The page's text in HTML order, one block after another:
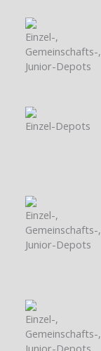
Einzel-,
Gemeinschafts-,
Junior-Depots
Einzel-Depots
Einzel-,
Gemeinschafts-,
Junior-Depots
Einzel-,
Gemeinschafts-,
Junior-Depots